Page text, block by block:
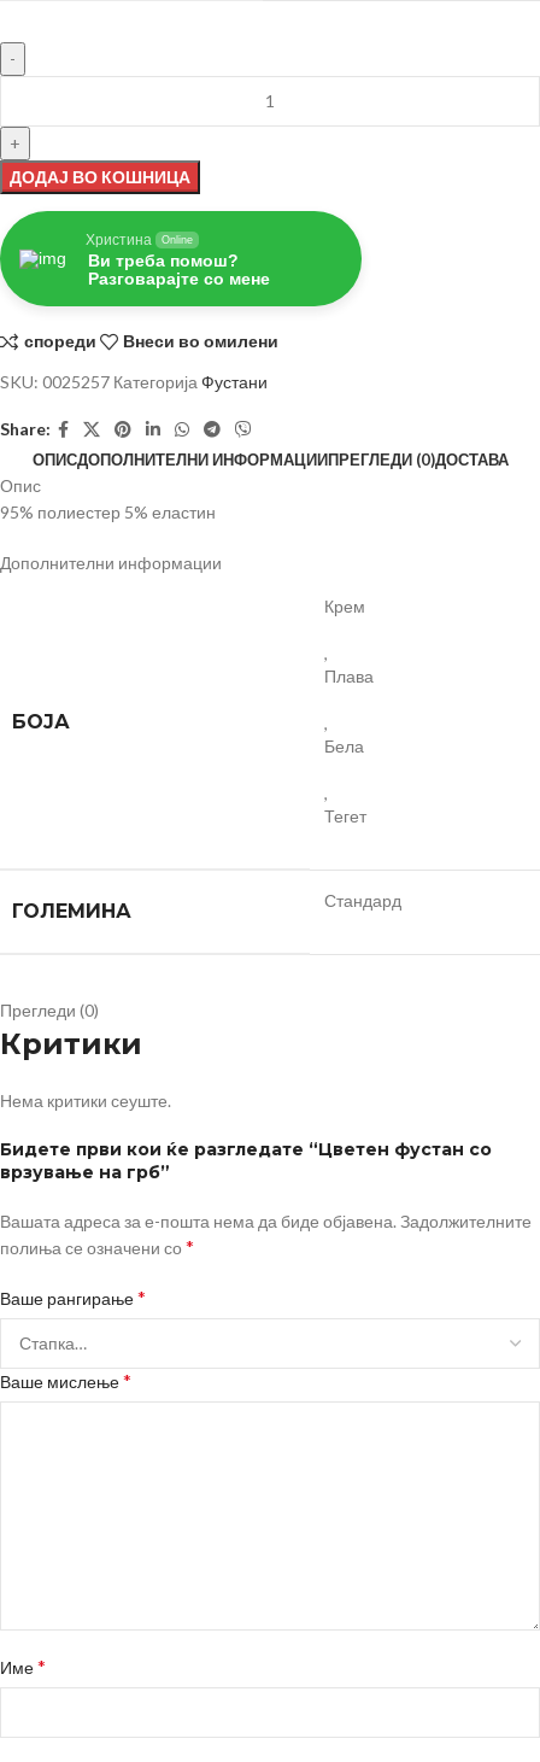
ДОДАЈ ВО КОШНИЦА
Христина Online
Ви треба помош?
Разговарајте со мене
спореди
Внеси во омилени
SKU: 0025257 Категорија Фустани
Share:
ОПИСДОПОЛНИТЕЛНИ ИНФОРМАЦИИПРЕГЛЕДИ (0)ДОСТАВА
Опис
95% полиестер 5% еластин
Дополнителни информации
БОЈА
Крем
,
Плава
,
Бела
,
Тегет
ГОЛЕМИНА Стандард
Прегледи (0)
Критики
Нема критики сеуште.
Бидете први кои ќе разгледате “Цветен фустан со
врзување на грб”
Вашата адреса за е-пошта нема да биде објавена. Задолжителните
полиња се означени со *
Ваше рангирање*
Ваше мислење*
Име*